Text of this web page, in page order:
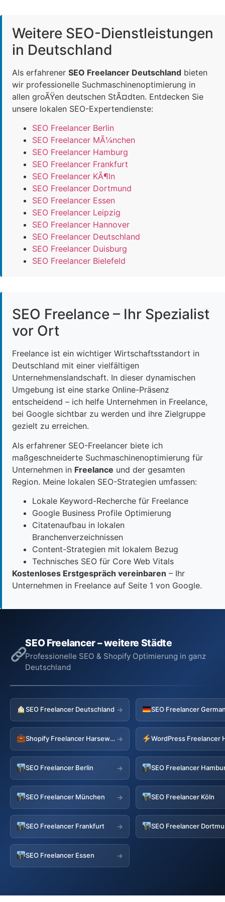
Weitere SEO-Dienstleistungen
in Deutschland
Als erfahrener SEO Freelancer Deutschland bieten
wir professionelle Suchmaschinenoptimierung in
allen groÃŸen deutschen StÃ¤dten. Entdecken Sie
unsere lokalen SEO-Expertendienste:
SEO Freelancer Berlin
SEO Freelancer MÃ¼nchen
SEO Freelancer Hamburg
SEO Freelancer Frankfurt
SEO Freelancer KÃ¶ln
SEO Freelancer Dortmund
SEO Freelancer Essen
SEO Freelancer Leipzig
SEO Freelancer Hannover
SEO Freelancer Deutschland
SEO Freelancer Duisburg
SEO Freelancer Bielefeld
SEO Freelance – Ihr Spezialist
vor Ort
Freelance ist ein wichtiger Wirtschaftsstandort in
Deutschland mit einer vielfältigen
Unternehmenslandschaft. In dieser dynamischen
Umgebung ist eine starke Online-Präsenz
entscheidend – ich helfe Unternehmen in Freelance,
bei Google sichtbar zu werden und ihre Zielgruppe
gezielt zu erreichen.
Als erfahrener SEO-Freelancer biete ich
maßgeschneiderte Suchmaschinenoptimierung für
Unternehmen in Freelance und der gesamten
Region. Meine lokalen SEO-Strategien umfassen:
Lokale Keyword-Recherche für Freelance
Google Business Profile Optimierung
Citatenaufbau in lokalen
Branchenverzeichnissen
Content-Strategien mit lokalem Bezug
Technisches SEO für Core Web Vitals
Kostenloses Erstgespräch vereinbaren – Ihr
Unternehmen in Freelance auf Seite 1 von Google.
SEO Freelancer – weitere Städte
Professionelle SEO & Shopify Optimierung in ganz
Deutschland
SEO Freelancer Deutschland →
Shopify Freelancer Harsewinkel →
SEO Freelancer Berlin → SEO Freelancer
SEO Freelancer München → SEO Freelancer Köln
SEO Freelancer Frankfurt → SEO Freelancer
SEO Freelancer Essen →